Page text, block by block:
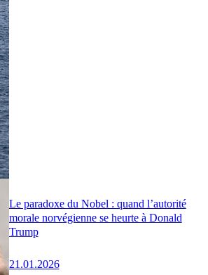
Le paradoxe du Nobel : quand l’autorité
morale norvégienne se heurte à Donald
Trump
21.01.2026